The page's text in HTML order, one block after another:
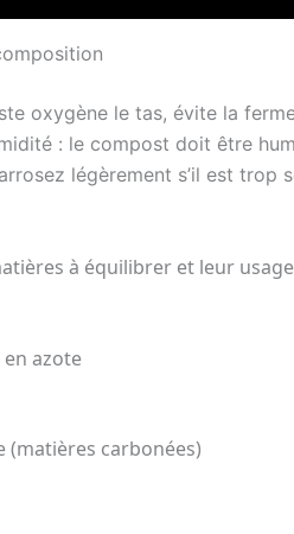
oxygène le tas, évite la
: le compost doit être
légèrement s’il est trop
à équilibrer et leur
azote
(matières carbonées)